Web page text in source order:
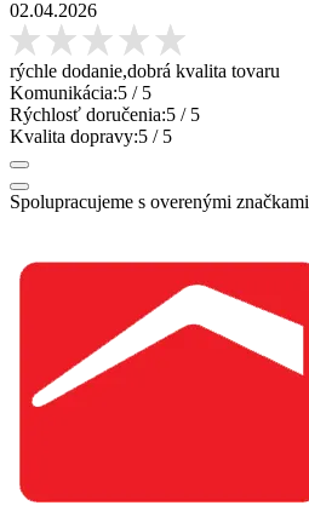
02.04.2026
rýchle dodanie,dobrá kvalita tovaru
Komunikácia:5 / 5
Rýchlosť doručenia:5 / 5
Kvalita dopravy:5 / 5
Spolupracujeme s overenými značkami